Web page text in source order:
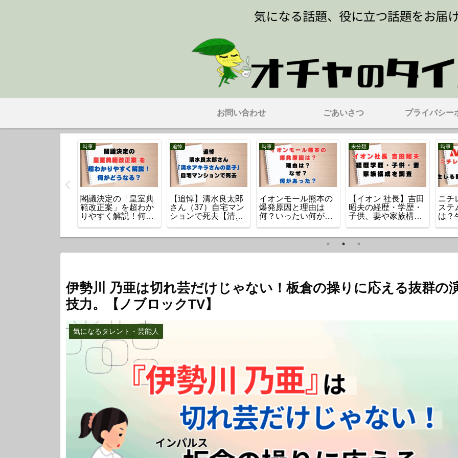
お問い合わせ ごあいさつ プライバシー
時事
閣議決定の「皇室典
範改正案」を超わか
りやすく解説！何が
追悼
【追悼】清水良太郎
さん（37）自宅マン
ションで死去【清水
時事
イオンモール熊本の
爆発原因と理由は
何？いったい何があ
未分類
【イオン 社長】吉田
昭夫の経歴・学歴・
子供、妻や家族構成
時事
ニチ
ステ
は？
伊勢川 乃亜は切れ芸だけじゃない！板倉の操りに応える抜群の
技力。【ノブロックTV】
気になるタレント・芸能人